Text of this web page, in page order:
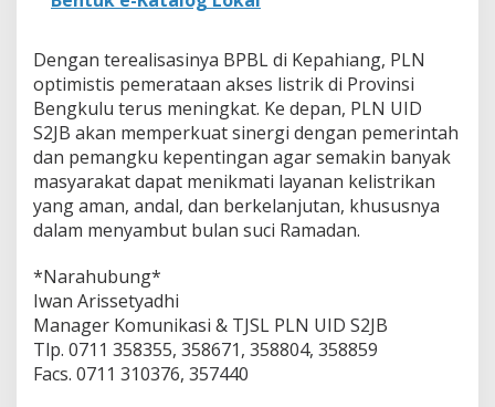
Dengan terealisasinya BPBL di Kepahiang, PLN
optimistis pemerataan akses listrik di Provinsi
Bengkulu terus meningkat. Ke depan, PLN UID
S2JB akan memperkuat sinergi dengan pemerintah
dan pemangku kepentingan agar semakin banyak
masyarakat dapat menikmati layanan kelistrikan
yang aman, andal, dan berkelanjutan, khususnya
dalam menyambut bulan suci Ramadan.
*Narahubung*
Iwan Arissetyadhi
Manager Komunikasi & TJSL PLN UID S2JB
Tlp. 0711 358355, 358671, 358804, 358859
Facs. 0711 310376, 357440